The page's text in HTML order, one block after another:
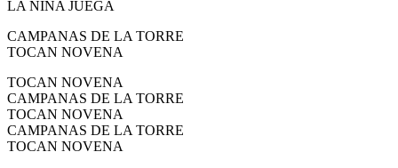
LA NIÑA JUEGA
CAMPANAS DE LA TORRE
TOCAN NOVENA
TOCAN NOVENA
CAMPANAS DE LA TORRE
TOCAN NOVENA
CAMPANAS DE LA TORRE
TOCAN NOVENA